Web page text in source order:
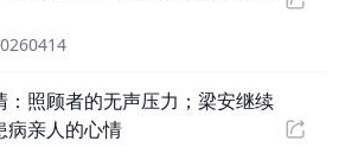
：照顾者的无声压力；梁安继续
病亲人的心情